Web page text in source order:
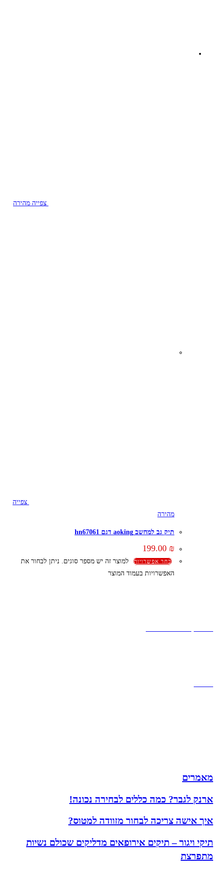
צפייה מהירה
צפייה
מהירה
תיק גב למחשב aoking דגם hn67061
199.00 ₪
בחר אפשרויות
למוצר זה יש מספר סוגים. ניתן לבחור את
האפשרויות בעמוד המוצר
מאמרים
ארנק לגבר? כמה כללים לבחירה נכונה!
איך אישה צריכה לבחור מזוודה למטוס?
תיקי ויגור – תיקים אירופאים מדליקים שכולם נשיות
מתפרצת